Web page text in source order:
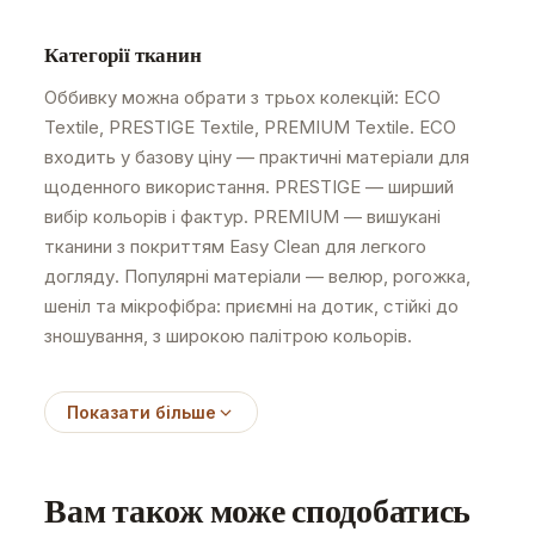
Категорії тканин
Оббивку можна обрати з трьох колекцій: ECO
Textile, PRESTIGE Textile, PREMIUM Textile. ECO
входить у базову ціну — практичні матеріали для
щоденного використання. PRESTIGE — ширший
вибір кольорів і фактур. PREMIUM — вишукані
тканини з покриттям Easy Clean для легкого
догляду. Популярні матеріали — велюр, рогожка,
шеніл та мікрофібра: приємні на дотик, стійкі до
зношування, з широкою палітрою кольорів.
Показати більше
Вам також може сподобатись